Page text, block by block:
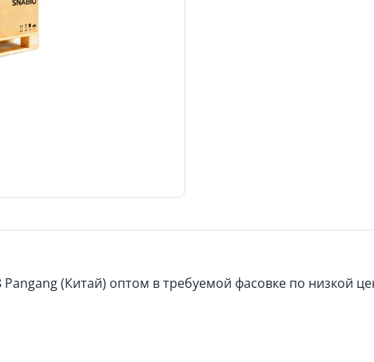
(Китай) оптом в требуемой фасовке по низкой